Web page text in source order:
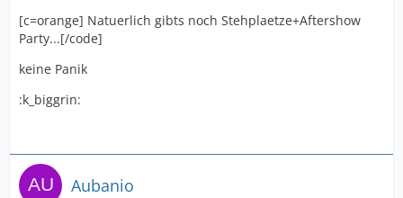
[c=orange] Natuerlich gibts noch Stehplaetze+Aftershow
Party...[/code]
keine Panik
:k_biggrin:
Aubanio